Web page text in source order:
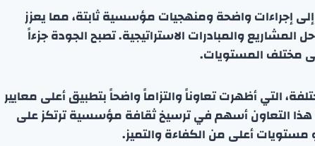
إجراءات واضحة ومنهجيات مؤسسية ثابتة، مما يعزز
والمبادرات الاستراتيجية. تصبح الجودة جزءاً
مختلف المستويات.
التي أظهرت تعاوناً والتزاماً واضحاً بتطبيق أعلى معايير
هذا التعاون أسهم في ترسيخ ثقافة مؤسسية ترتكز على
أعلى من الكفاءة والتميز.